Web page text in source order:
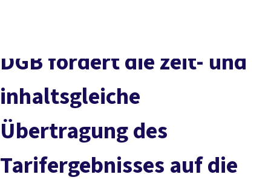
Service
Mitmachen
DGB fordert die zeit- und
inhaltsgleiche
Übertragung des
Tarifergebnisses auf die